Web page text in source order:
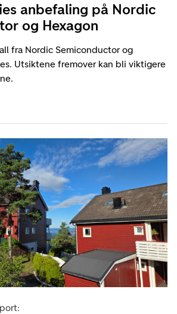
anbefaling på Nordic
og Hexagon
fra Nordic Semiconductor og
Utsiktene fremover kan bli viktigere